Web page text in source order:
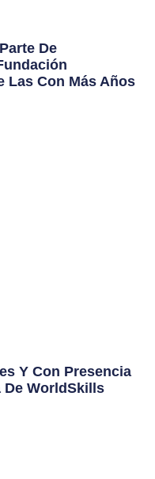
De
Las Con Más Años
Y Con Presencia
De WorldSkills